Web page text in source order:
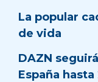
La popular
de vida
DAZN
España